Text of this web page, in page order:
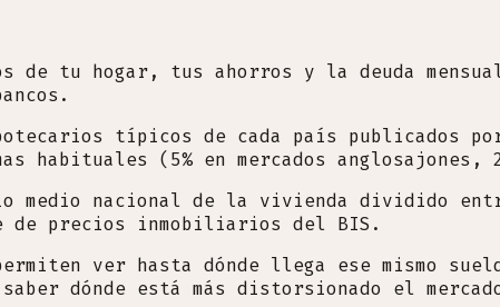
de tu hogar, tus ahorros y la deuda
típicos de cada país publicados
habituales (5% en mercados
nacional de la vivienda dividido
de precios inmobiliarios del BIS.
ver hasta dónde llega ese mismo
dónde está más distorsionado el